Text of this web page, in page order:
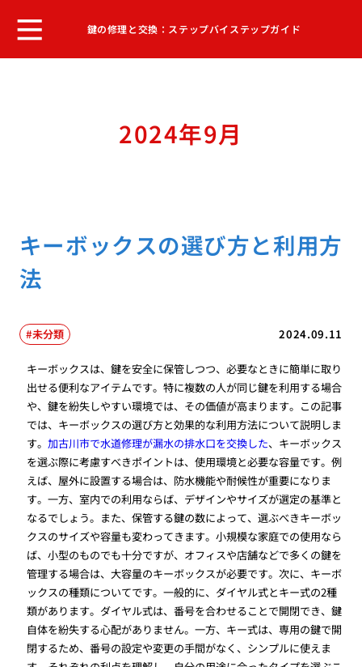
鍵の修理と交換：ステップバイステップガイド
2024年9月
キーボックスの選び方と利用方
法
2024.09.11
未分類
キーボックスは、鍵を安全に保管しつつ、必要なときに簡単に取り
出せる便利なアイテムです。特に複数の人が同じ鍵を利用する場合
や、鍵を紛失しやすい環境では、その価値が高まります。この記事
では、キーボックスの選び方と効果的な利用方法について説明しま
す。加古川市で水道修理が漏水の排水口を交換した、キーボックス
を選ぶ際に考慮すべきポイントは、使用環境と必要な容量です。例
えば、屋外に設置する場合は、防水機能や耐候性が重要になりま
す。一方、室内での利用ならば、デザインやサイズが選定の基準と
なるでしょう。また、保管する鍵の数によって、選ぶべきキーボッ
クスのサイズや容量も変わってきます。小規模な家庭での使用なら
ば、小型のものでも十分ですが、オフィスや店舗などで多くの鍵を
管理する場合は、大容量のキーボックスが必要です。次に、キーボ
ックスの種類についてです。一般的に、ダイヤル式とキー式の2種
類があります。ダイヤル式は、番号を合わせることで開閉でき、鍵
自体を紛失する心配がありません。一方、キー式は、専用の鍵で開
閉するため、番号の設定や変更の手間がなく、シンプルに使えま